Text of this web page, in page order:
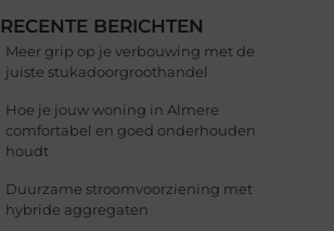
RECENTE BERICHTEN
Meer grip op je verbouwing met de
juiste stukadoorgroothandel
Hoe je jouw woning in Almere
comfortabel en goed onderhouden
houdt
Duurzame stroomvoorziening met
hybride aggregaten